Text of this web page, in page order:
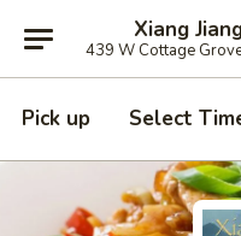
Xiang
439 W Cottage
Pick up Select